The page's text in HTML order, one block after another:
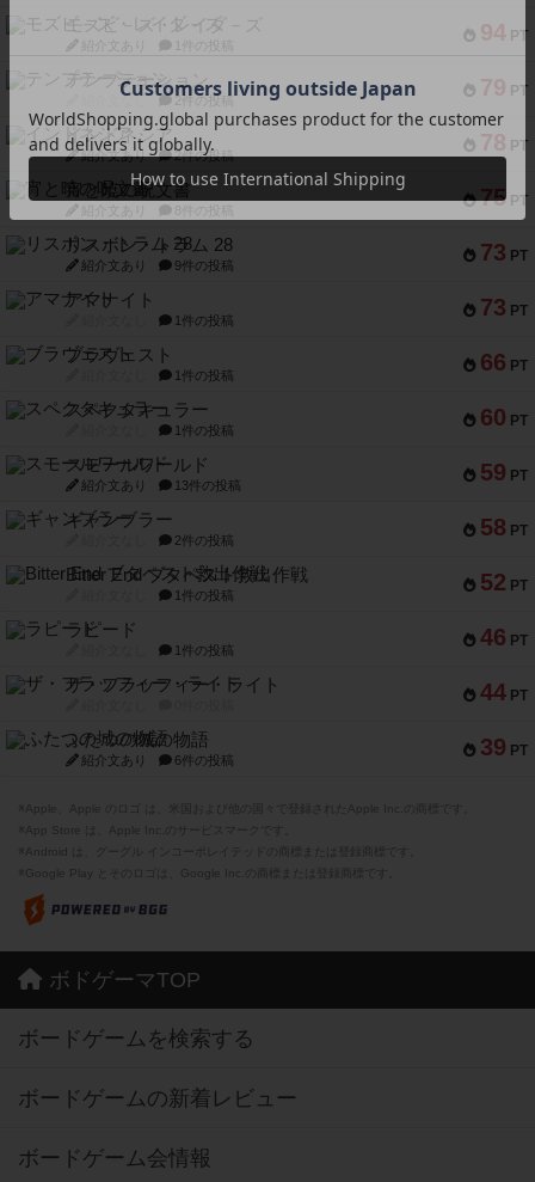
94 PT
モズビ－ズ・レイダ－ズ
紹介文あり 1件の投稿
79 PT
テンプテーション
紹介文なし 2件の投稿
78 PT
インドネシア
紹介文あり 2件の投稿
75 PT
宵と暁の呪文書
紹介文あり 8件の投稿
73 PT
リスボン・トラム 28
紹介文あり 9件の投稿
73 PT
アマナイト
1件の投稿
66 PT
ブラヴェスト
1件の投稿
60 PT
スペクタキュラー
1件の投稿
59 PT
スモールワールド
紹介文あり 13件の投稿
58 PT
ギャンブラー
2件の投稿
52 PT
Bitter End ブタペスト救出作戦
1件の投稿
46 PT
ラピード
1件の投稿
44 PT
ザ・フラッフィー・ライト
39 PT
ふたつの城の物語
紹介文あり 6件の投稿
※Apple、Apple のロゴ は、米国および他の国々で登録されたApple Inc.の商標です。
※App Store は、Apple Inc.のサービスマークです。
※Android は、グーグル インコーポレイテッドの商標または登録商標です。
※Google Play とそのロゴは、Google Inc.の商標または登録商標です。
ボドゲーマTOP
ボードゲームを検索する
ボードゲームの新着レビュー
ボードゲーム会情報